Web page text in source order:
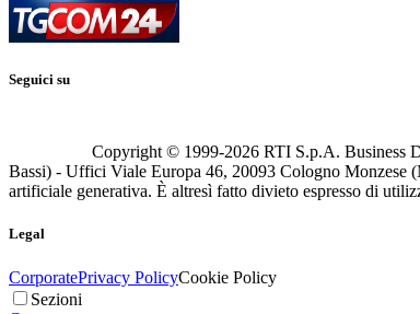
Seguici su
Copyright © 1999-2026 RTI S.p.A. Business
Bassi) - Uffici Viale Europa 46, 20093 Cologno Monzese
artificiale generativa. È altresì fatto divieto espresso di
Legal
CorporatePrivacy PolicyCookie Policy
Sezioni